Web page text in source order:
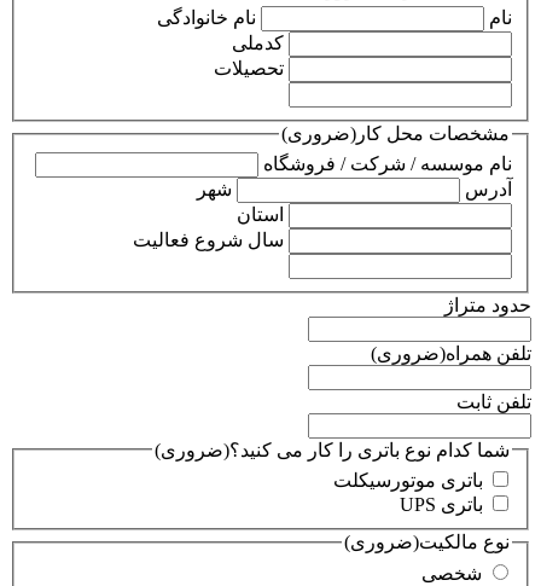
نام
نام خانوادگی
کدملی
تحصیلات
مشخصات محل کار (ضروری)
نام موسسه / شرکت / فروشگاه
آدرس
شهر
استان
سال شروع فعالیت
حدود متراژ
تلفن همراه(ضروری)
تلفن ثابت
شما کدام نوع باتری را کار می کنید؟(ضروری)
باتری موتورسیکلت
باتری UPS
نوع مالکیت(ضروری)
شخصی